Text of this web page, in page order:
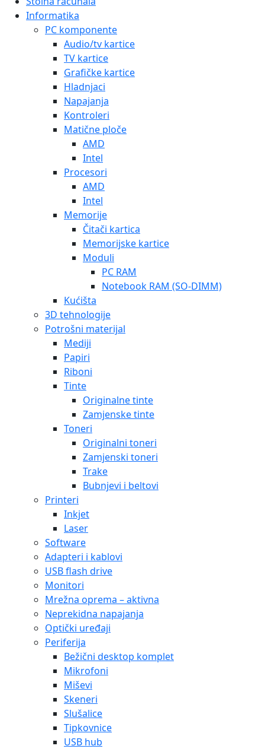
Informatika
PC komponente
Audio/tv kartice
TV kartice
Grafičke kartice
Hladnjaci
Napajanja
Kontroleri
Matične ploče
AMD
Intel
Procesori
AMD
Intel
Memorije
Čitači kartica
Memorijske kartice
Moduli
PC RAM
Notebook RAM (SO-DIMM)
Kućišta
3D tehnologije
Potrošni materijal
Mediji
Papiri
Riboni
Tinte
Originalne tinte
Zamjenske tinte
Toneri
Originalni toneri
Zamjenski toneri
Trake
Bubnjevi i beltovi
Printeri
Inkjet
Laser
Software
Adapteri i kablovi
USB flash drive
Monitori
Mrežna oprema – aktivna
Neprekidna napajanja
Optički uređaji
Periferija
Bežični desktop komplet
Mikrofoni
Miševi
Skeneri
Slušalice
Tipkovnice
USB hub